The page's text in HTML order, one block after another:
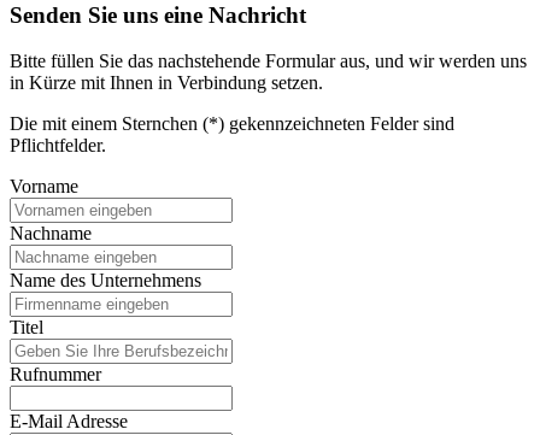
Senden Sie uns eine Nachricht
Bitte füllen Sie das nachstehende Formular aus, und wir werden uns
in Kürze mit Ihnen in Verbindung setzen.
Die mit einem Sternchen (*) gekennzeichneten Felder sind
Pflichtfelder.
Vorname
Nachname
Name des Unternehmens
Titel
Rufnummer
E-Mail Adresse